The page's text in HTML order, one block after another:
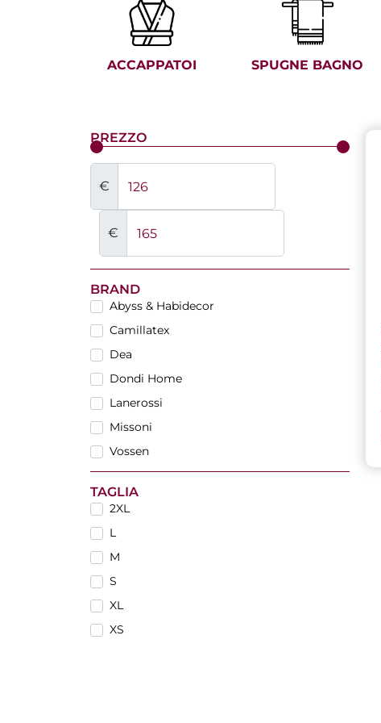
ACCAPPATOI SPUGNE BAGNO
PREZZO
€
€
BRAND
Abyss & Habidecor
Camillatex
Dea
Dondi Home
Lanerossi
Missoni
Vossen
TAGLIA
2XL
L
M
S
XL
XS